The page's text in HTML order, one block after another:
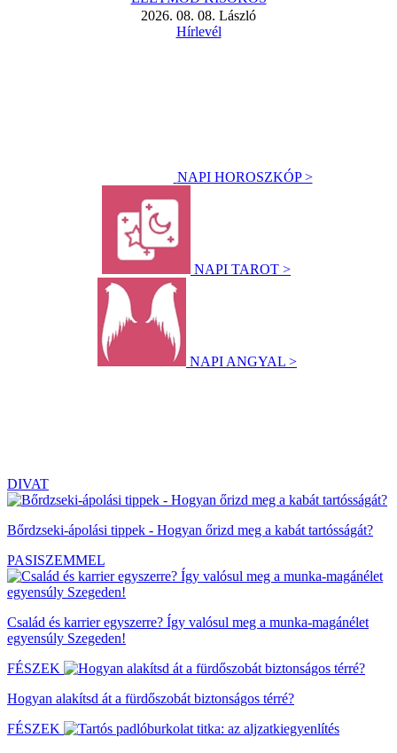
2026. 08. 08. László
Hírlevél
NAPI HOROSZKÓP >
NAPI TAROT >
NAPI ANGYAL >
DIVAT
Bőrdzseki-ápolási tippek - Hogyan őrizd meg a kabát tartósságát?
PASISZEMMEL
Család és karrier egyszerre? Így valósul meg a munka-magánélet
egyensúly Szegeden!
FÉSZEK
Hogyan alakítsd át a fürdőszobát biztonságos térré?
FÉSZEK